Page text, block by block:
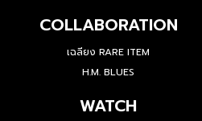
COLLABORATION
เฉลียง RARE ITEM
H.M. BLUES
WATCH